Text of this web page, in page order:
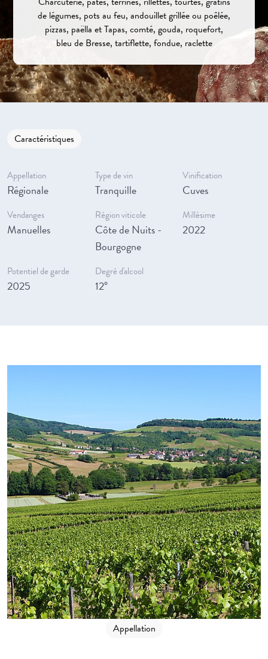
de légumes, pots au feu, andouillet grillée ou poêlée,
pizzas, paëlla et Tapas, comté, gouda, roquefort,
bleu de Bresse, tartiflette, fondue, raclette
Caractéristiques
Appellation
Régionale
Type de vin
Tranquille
Vinification
Cuves
Vendanges
Manuelles
Région viticole
Côte de Nuits -
Bourgogne
Millésime
2022
Potentiel de garde
2025
Degré d'alcool
12°
Appellation